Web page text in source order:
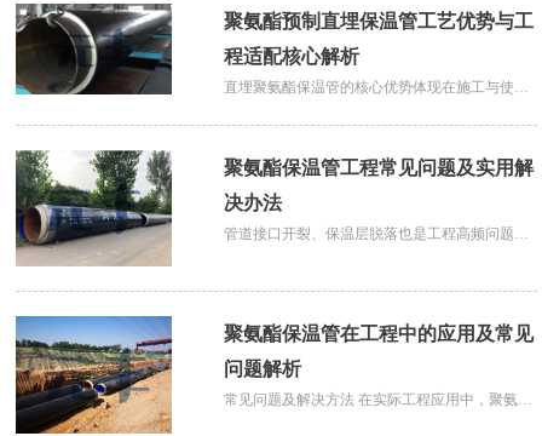
聚氨酯预制直埋保温管工艺优势与工
程适配核心解析
直埋聚氨酯保温管的核心优势体现在施工与使用
城市老旧管网改造、新建小区热力配套、工业园
区热水输送等各类工程。同时管材防
聚氨酯保温管工程常见问题及实用解
决办法
管道接口开裂、保温层脱落也是工程高频问题，
规范导致。施工铺设预制直埋保温管时，需严格
固处理。土方回填阶段分层轻压，避
聚氨酯保温管在工程中的应用及常见
问题解析
常见问题及解决方法 在实际工程应用中，聚氨酯